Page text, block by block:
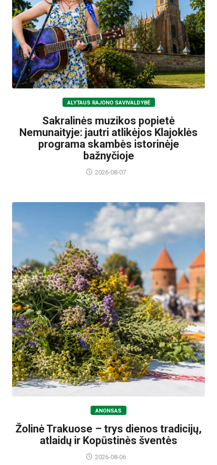
ALYTAUS RAJONO SAVIVALDYBĖ
Sakralinės muzikos popietė
Nemunaityje: jautri atlikėjos Klajoklės
programa skambės istorinėje
bažnyčioje
2026-08-07
ANONSAS
Žolinė Trakuose – trys dienos tradicijų,
atlaidų ir Kopūstinės šventės
2026-08-06